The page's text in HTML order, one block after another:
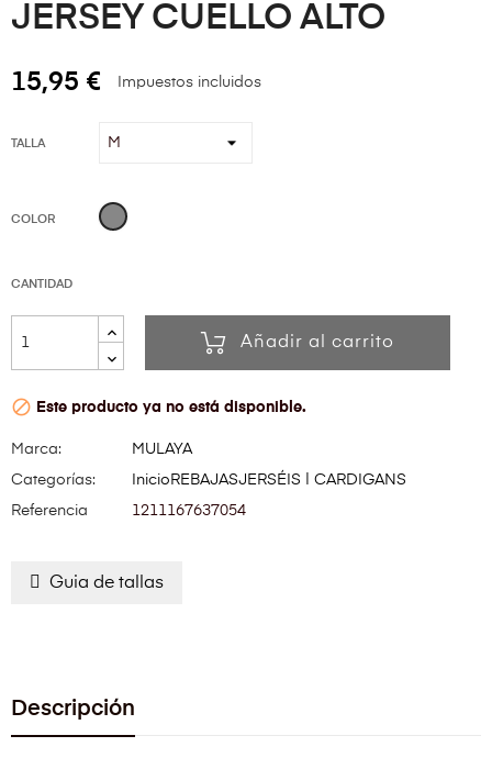
JERSEY CUELLO ALTO
15,95 € Impuestos incluidos
TALLA
COLOR Gris
CANTIDAD
Añadir al carrito
 Este producto ya no está disponible.
Marca:
MULAYA
Categorías:
Inicio REBAJASJERSÉIS | CARDIGANS
Referencia
1211167637054
Guia de tallas
Descripción